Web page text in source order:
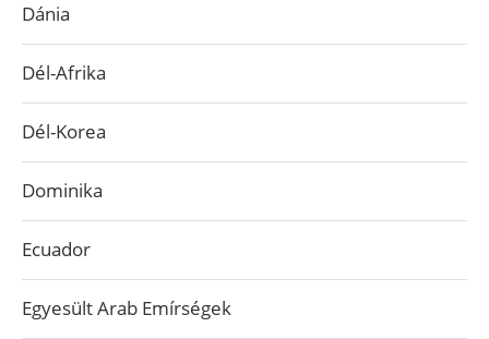
Dánia
Dél-Afrika
Dél-Korea
Dominika
Ecuador
Egyesült Arab Emírségek